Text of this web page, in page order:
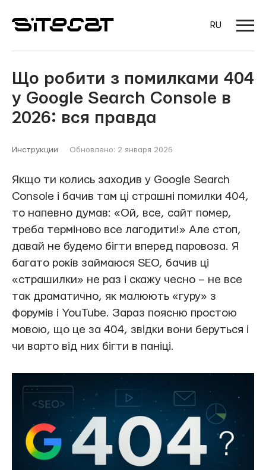
RU
Що робити з помилками 404
у Google Search Console в
2026: вся правда
Инструкции Обновлено: 2 января 2026
Якщо ти колись заходив у Google Search
Console і бачив там ці страшні помилки 404,
то напевно думав: «Ой, все, сайт помер,
треба терміново все лагодити!» Але стоп,
давай не будемо бігти вперед паровоза. Я
багато років займаюся SEO, бачив ці
«страшилки» не раз і скажу чесно – не все
так драматично, як малюють «гуру» з
форумів і YouTube. Зараз поясню простою
мовою, що це за 404, звідки вони беруться і
чи варто від них бігти в паніці.